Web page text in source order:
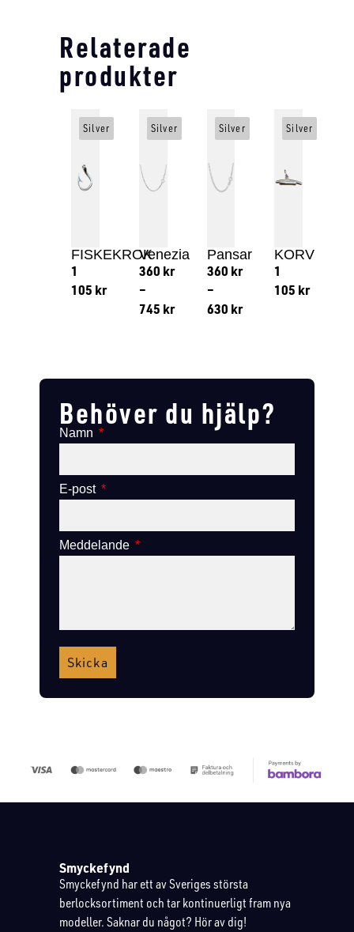
Relaterade
produkter
FISKEKROK
1
105 kr
Silver
Venezia
360 kr
–
745 kr
Silver
Pansar
360 kr
–
630 kr
Silver
KORV
1
105 kr
Silver
Behöver du hjälp?
Namn
E-post
Meddelande
Skicka
Smyckefynd
Smyckefynd har ett av Sveriges största
berlocksortiment och tar kontinuerligt fram nya
modeller. Saknar du något? Hör av dig!